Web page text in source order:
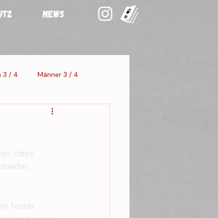
NEWS
3 / 4 Männer 3 / 4
dass
fester